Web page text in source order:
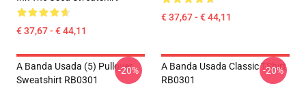
€ 37,67 - € 44,11
€ 37,67 - € 44,11
A Banda Usada (5) Pullover
Sweatshirt RB0301
-20%
A Banda Usada Classic TShirt
RB0301
-20%